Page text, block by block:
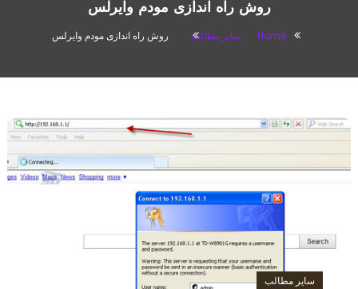
روش راه اندازی مودم وایرلس
Home سایر مطالب روش راه اندازی مودم وایرلس
سایر مطالب